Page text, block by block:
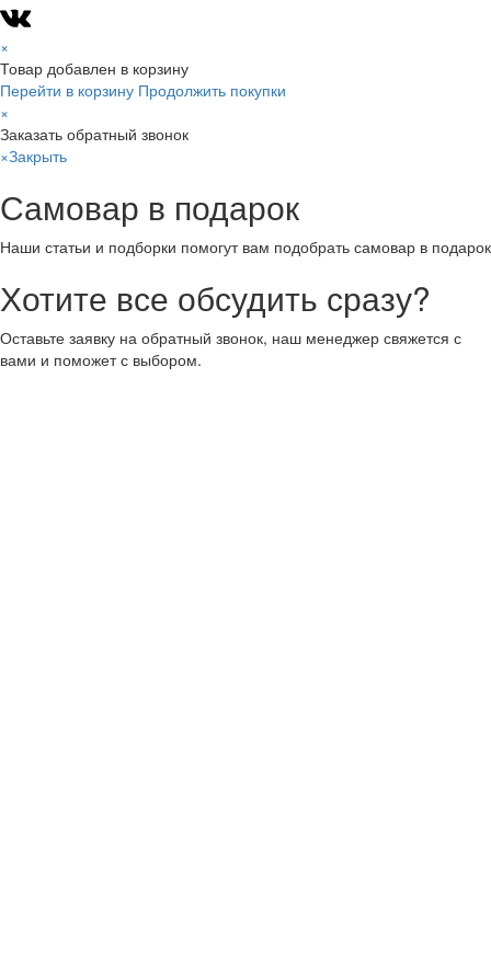
×
Товар добавлен в корзину
Перейти в корзину Продолжить покупки
×
Заказать обратный звонок
×Закрыть
Самовар в подарок
Наши статьи и подборки помогут вам подобрать самовар в подарок
Хотите все обсудить сразу?
Оставьте заявку на обратный звонок, наш менеджер свяжется с
вами и поможет с выбором.